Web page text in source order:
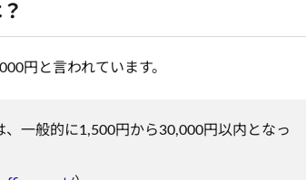
円と言われています。
一般的に1,500円から30,000円以内となっ